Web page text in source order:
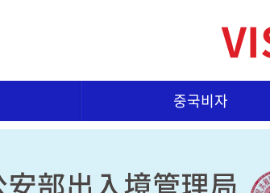
중국비자